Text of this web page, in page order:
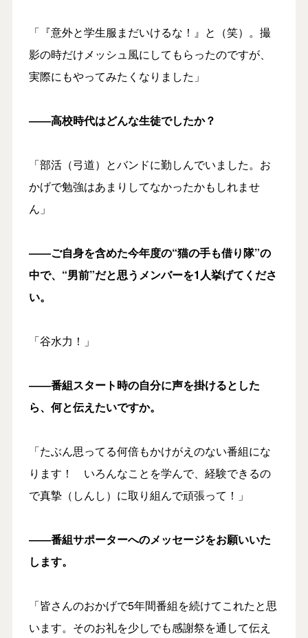
「『意外と学生服まだいけるな！』と（笑）。撮
影の時だけメッシュ風にしてもらったのですが、
実際にもやってみたくなりました」
――高校時代はどんな生徒でしたか？
「部活（弓道）とバンドに勤しんでいました。お
かげで勉強はあまりしてなかったかもしれませ
ん」
――ご自身を含めた今年度の“猫の手も借り隊”の
中で、“男前”だと思うメンバーを1人挙げてくださ
い。
「谷水力！」
――番組スタート時の自分に声を掛けるとした
ら、何と伝えたいですか。
「たぶん思ってる何倍もかけがえのない番組にな
ります！ いろんなことを学んで、経験できるの
で真摯（しんし）に取り組んで頑張って！」
――番組サポーターへのメッセージをお願いいた
します。
「皆さんのおかげで5年間番組を続けてこれたと思
います。そのお礼を少しでも感謝祭を通して伝え